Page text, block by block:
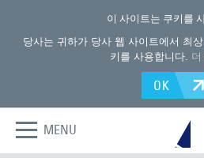
이 사이트는 쿠키를
당사는 귀하가 당사 웹 사이트에서 최
키를 사용합니다.
OK
MENU